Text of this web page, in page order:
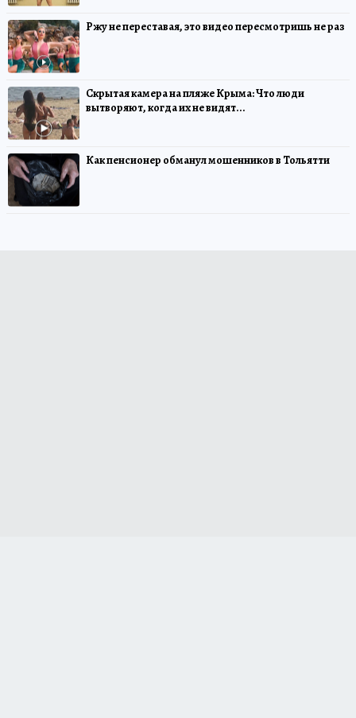
Ржу не переставая, это видео пересмотришь не раз
Скрытая камера на пляже Крыма: Что люди
вытворяют, когда их не видят...
Как пенсионер обманул мошенников в Тольятти